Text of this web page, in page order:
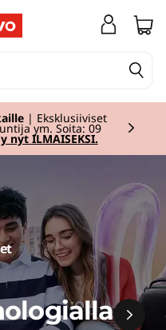
| Eksklusiiviset
ym. Soita: 09
nyt ILMAISEKSI.
displaying item 2 of